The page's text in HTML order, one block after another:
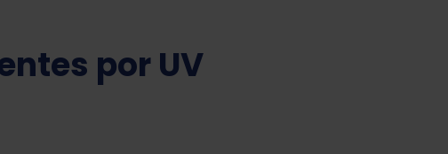
por UV